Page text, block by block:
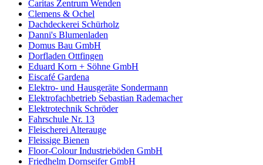
Caritas Zentrum Wenden
Clemens & Ochel
Dachdeckerei Schürholz
Danni's Blumenladen
Domus Bau GmbH
Dorfladen Ottfingen
Eduard Korn + Söhne GmbH
Eiscafé Gardena
Elektro- und Hausgeräte Sondermann
Elektrofachbetrieb Sebastian Rademacher
Elektrotechnik Schröder
Fahrschule Nr. 13
Fleischerei Alterauge
Fleissige Bienen
Floor-Colour Industrieböden GmbH
Friedhelm Dornseifer GmbH